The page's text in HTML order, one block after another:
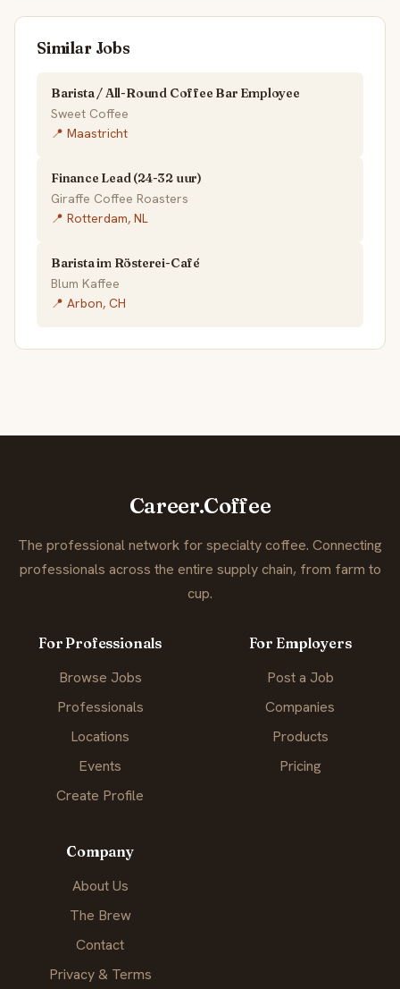
Similar Jobs
Barista / All-Round Coffee Bar Employee
Sweet Coffee
📍 Maastricht
Finance Lead (24-32 uur)
Giraffe Coffee Roasters
📍 Rotterdam, NL
Barista im Rösterei-Café
Blum Kaffee
📍 Arbon, CH
Career.Coffee
The professional network for specialty coffee. Connecting
professionals across the entire supply chain, from farm to
cup.
For Professionals
Browse Jobs
Professionals
Locations
Events
Create Profile
For Employers
Post a Job
Companies
Products
Pricing
Company
About Us
The Brew
Contact
Privacy & Terms